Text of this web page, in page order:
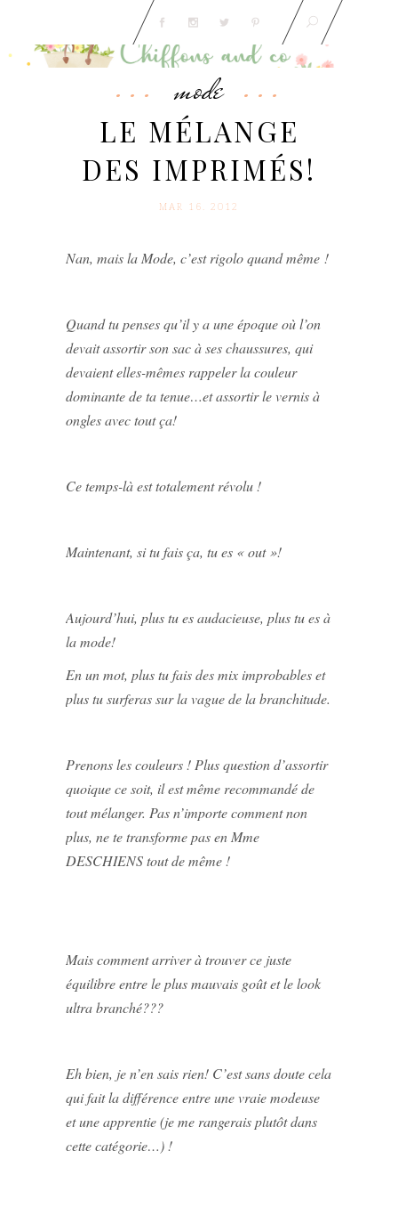
mode
LE MÉLANGE
DES IMPRIMÉS!
MAR 16. 2012
Nan, mais la Mode, c’est rigolo quand même !
Quand tu penses qu’il y a une époque où l’on
devait assortir son sac à ses chaussures, qui
devaient elles-mêmes rappeler la couleur
dominante de ta tenue…et assortir le vernis à
ongles avec tout ça!
Ce temps-là est totalement révolu !
Maintenant, si tu fais ça, tu es « out »!
Aujourd’hui, plus tu es audacieuse, plus tu es à
la mode!
En un mot, plus tu fais des mix improbables et
plus tu surferas sur la vague de la branchitude.
Prenons les couleurs ! Plus question d’assortir
quoique ce soit, il est même recommandé de
tout mélanger. Pas n’importe comment non
plus, ne te transforme pas en Mme
DESCHIENS tout de même !
Mais comment arriver à trouver ce juste
équilibre entre le plus mauvais goût et le look
ultra branché???
Eh bien, je n’en sais rien! C’est sans doute cela
qui fait la différence entre une vraie modeuse
et une apprentie (je me rangerais plutôt dans
cette catégorie…) !